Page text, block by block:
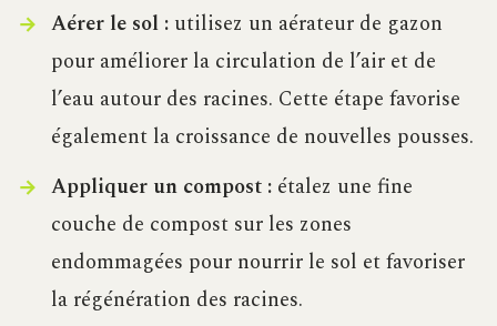
Aérer le sol :utilisez un aérateur de gazon
pour améliorer la circulation de l’air et de
l’eau autour des racines. Cette étape favorise
également la croissance de nouvelles pousses.
Appliquer un compost :étalez une fine
couche de compost sur les zones
endommagées pour nourrir le sol et favoriser
la régénération des racines.